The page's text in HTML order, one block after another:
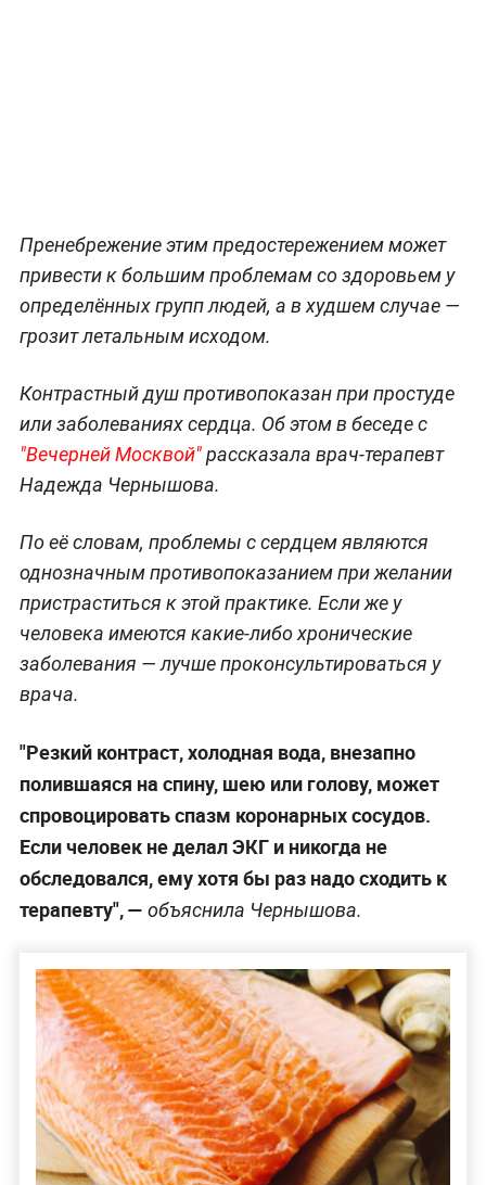
Пренебрежение этим предостережением может
привести к большим проблемам со здоровьем у
определённых групп людей, а в худшем случае —
грозит летальным исходом.
Контрастный душ противопоказан при простуде
или заболеваниях сердца. Об этом в беседе с
"Вечерней Москвой"рассказала врач-терапевт
Надежда Чернышова.
По её словам, проблемы с сердцем являются
однозначным противопоказанием при желании
пристраститься к этой практике. Если же у
человека имеются какие-либо хронические
заболевания — лучше проконсультироваться у
врача.
"Резкий контраст, холодная вода, внезапно
полившаяся на спину, шею или голову, может
спровоцировать спазм коронарных сосудов.
Если человек не делал ЭКГ и никогда не
обследовался, ему хотя бы раз надо сходить к
терапевту", — объяснила Чернышова.